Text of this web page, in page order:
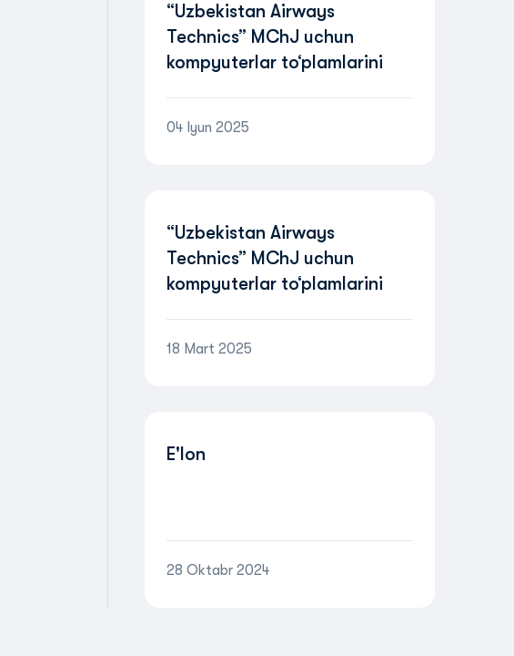
“Uzbekistan Airways
Technics” MChJ uchun
kompyuterlar to‘plamlarini
monitoringi E'lon matni
04 Iyun 2025
“Uzbekistan Airways
Technics” MChJ uchun
kompyuterlar to‘plamlarini
qiymat monitoringi
18 Mart 2025
E'lon
28 Oktabr 2024